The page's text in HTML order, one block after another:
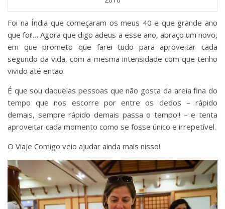
Foi na Índia que começaram os meus 40 e que grande ano
que foi!… Agora que digo adeus a esse ano, abraço um novo,
em que prometo que farei tudo para aproveitar cada
segundo da vida, com a mesma intensidade com que tenho
vivido até então.
É que sou daquelas pessoas que não gosta da areia fina do
tempo que nos escorre por entre os dedos – rápido
demais, sempre rápido demais passa o tempo!! – e tenta
aproveitar cada momento como se fosse único e irrepetível.
O Viaje Comigo veio ajudar ainda mais nisso!